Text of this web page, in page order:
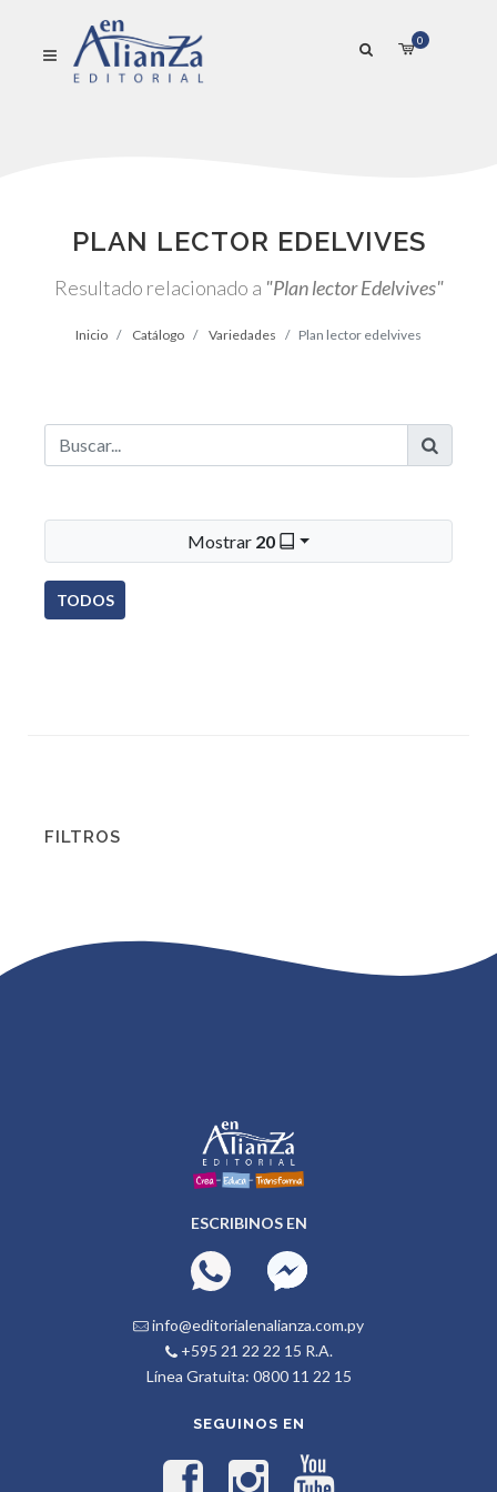
0
PLAN LECTOR EDELVIVES
Resultado relacionado a "Plan lector Edelvives"
Inicio Catálogo Variedades Plan lector edelvives
Mostrar 20
TODOS
FILTROS
ESCRIBINOS EN
info@editorialenalianza.com.py
+595 21 22 22 15 R.A.
Línea Gratuita: 0800 11 22 15
SEGUINOS EN